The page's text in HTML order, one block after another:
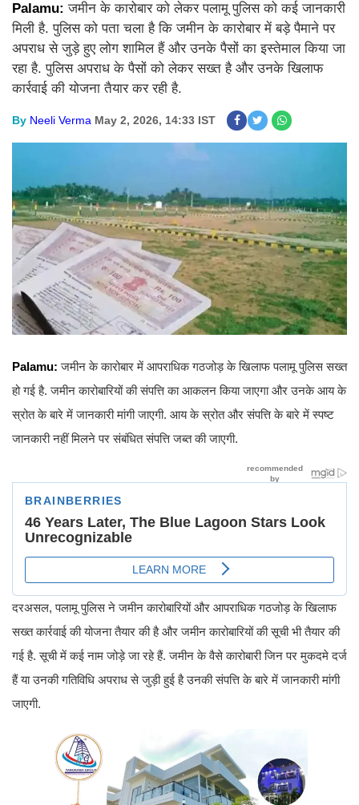
Palamu:जमीन के कारोबार को लेकर पलामू पुलिस को कई जानकारी
मिली है. पुलिस को पता चला है कि जमीन के कारोबार में बड़े पैमाने पर
अपराध से जुड़े हुए लोग शामिल हैं और उनके पैसों का इस्तेमाल किया जा
रहा है. पुलिस अपराध के पैसों को लेकर सख्त है और उनके खिलाफ
कार्रवाई की योजना तैयार कर रही है.
By Neeli Verma May 2, 2026, 14:33 IST
Palamu: जमीन के कारोबार में आपराधिक गठजोड़ के खिलाफ पलामू पुलिस सख्त
हो गई है. जमीन कारोबारियों की संपत्ति का आकलन किया जाएगा और उनके आय के
स्रोत के बारे में जानकारी मांगी जाएगी. आय के स्रोत और संपत्ति के बारे में स्पष्ट
जानकारी नहीं मिलने पर संबंधित संपत्ति जब्त की जाएगी.
दरअसल, पलामू पुलिस ने जमीन कारोबारियों और आपराधिक गठजोड़ के खिलाफ
सख्त कार्रवाई की योजना तैयार की है और जमीन कारोबारियों की सूची भी तैयार की
गई है. सूची में कई नाम जोड़े जा रहे हैं. जमीन के वैसे कारोबारी जिन पर मुकदमे दर्ज
हैं या उनकी गतिविधि अपराध से जुड़ी हुई है उनकी संपत्ति के बारे में जानकारी मांगी
जाएगी.